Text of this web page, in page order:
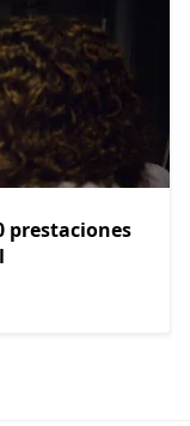
prestaciones